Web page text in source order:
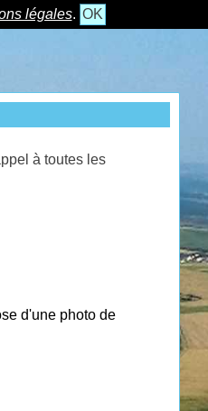
légales. OK
à toutes les
d'une photo de